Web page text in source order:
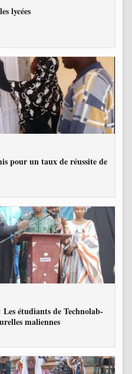
lycées
pour un taux de réussite de
étudiants de Technolab-
maliennes